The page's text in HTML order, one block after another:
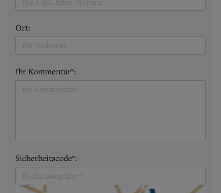
Ort:
Ihr Kommentar*:
Sicherheitscode*: